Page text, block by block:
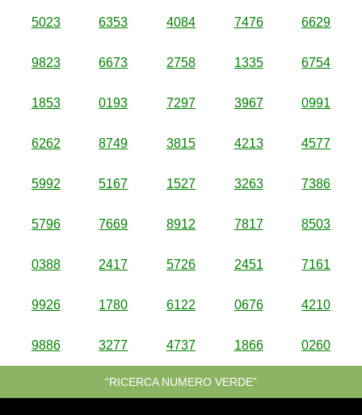
5023 6353 4084 7476 6629
9823 6673 2758 1335 6754
1853 0193 7297 3967 0991
6262 8749 3815 4213 4577
5992 5167 1527 3263 7386
5796 7669 8912 7817 8503
0388 2417 5726 2451 7161
9926 1780 6122 0676 4210
9886 3277 4737 1866 0260
“RICERCA NUMERO VERDE”